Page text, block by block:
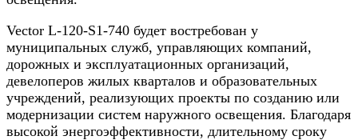
Vector L-120-S1-740 будет востребован у
муниципальных служб, управляющих компаний,
дорожных и эксплуатационных организаций,
девелоперов жилых кварталов и образовательных
учреждений, реализующих проекты по созданию или
модернизации систем наружного освещения. Благодаря
высокой энергоэффективности, длительному сроку